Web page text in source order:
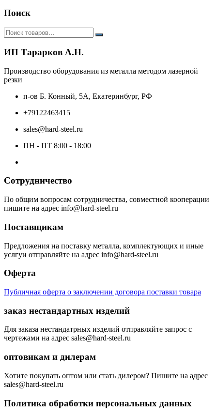
Поиск
ИП Тарарков А.Н.
Производство оборудования из металла методом лазерной
резки
п-ов Б. Конный, 5А, Екатеринбург, РФ
+79122463415
sales@hard-steel.ru
ПН - ПТ 8:00 - 18:00
Сотрудничество
По общим вопросам сотрудничества, совместной кооперации
пишите на адрес info@hard-steel.ru
Поставщикам
Предложения на поставку металла, комплектующих и иные
услгуи отправляйте на адрес info@hard-steel.ru
Оферта
Публичная оферта о заключении договора поставки товара
заказ нестандартных изделий
Для заказа нестандатрных изделий отправляйте запрос с
чертежами на адрес sales@hard-steel.ru
оптовикам и дилерам
Хотите покупать оптом или стать дилером? Пишите на адрес
sales@hard-steel.ru
Политика обработки персональных данных